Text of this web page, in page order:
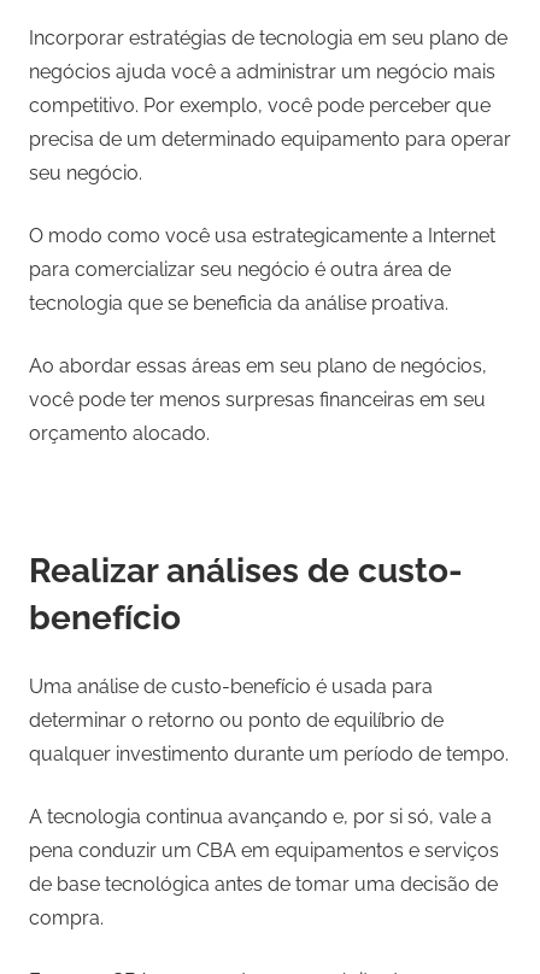
Incorporar estratégias de tecnologia em seu plano de
negócios ajuda você a administrar um negócio mais
competitivo. Por exemplo, você pode perceber que
precisa de um determinado equipamento para operar
seu negócio.
O modo como você usa estrategicamente a Internet
para comercializar seu negócio é outra área de
tecnologia que se beneficia da análise proativa.
Ao abordar essas áreas em seu plano de negócios,
você pode ter menos surpresas financeiras em seu
orçamento alocado.
Realizar análises de custo-
benefício
Uma análise de custo-benefício é usada para
determinar o retorno ou ponto de equilíbrio de
qualquer investimento durante um período de tempo.
A tecnologia continua avançando e, por si só, vale a
pena conduzir um CBA em equipamentos e serviços
de base tecnológica antes de tomar uma decisão de
compra.